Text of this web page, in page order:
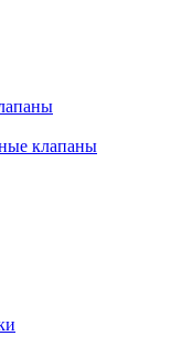
клапаны